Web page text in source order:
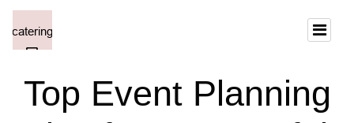
Top Event Planning